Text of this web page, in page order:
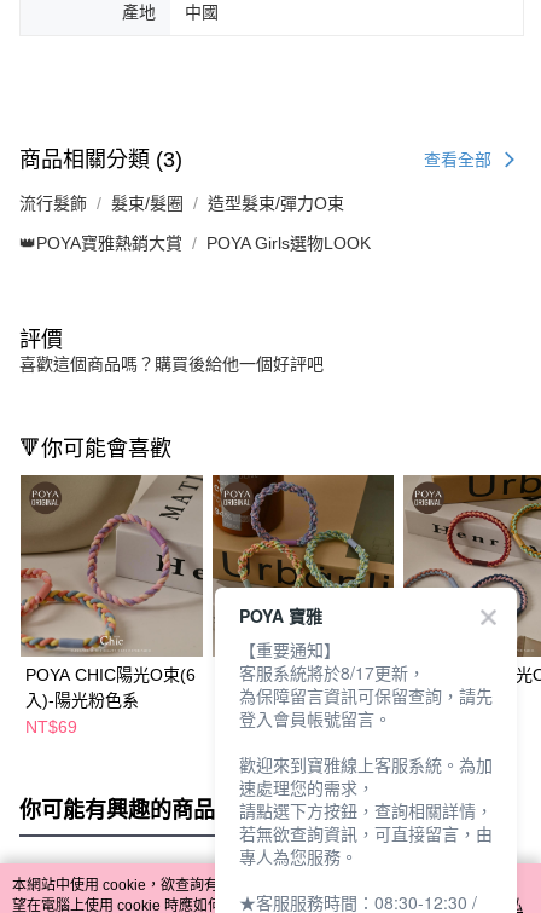
產地 中國
商品相關分類 (3) 查看全部
流行髮飾 髮束/髮圈 造型髮束/彈力O束
👑POYA寶雅熱銷大賞 POYA Girls選物LOOK
評價
喜歡這個商品嗎？購買後給他一個好評吧
🔻你可能會喜歡
POYA CHIC陽光O束(6
入)-陽光粉色系
NT$69
POYA CHIC陽光O束(6
入)-花香色系
NT$69
POYA CHIC陽光
入-漸層色系
你可能有興趣的商品 全站排行
熱門標籤
本網站中使用 cookie，欲查詢有關本網站使用 cookie 方式之詳情，及若您不希
望在電腦上使用 cookie 時應如何變更電腦的 cookie 設定，請參閱本網站「
隱私
POYA 寶雅
【重要通知】
客服系統將於8/17更新，
為保障留言資訊可保留查詢，請先
登入會員帳號留言。
歡迎來到寶雅線上客服系統。為加
速處理您的需求，
請點選下方按鈕，查詢相關詳情，
若無欲查詢資訊，可直接留言，由
專人為您服務。
★客服服務時間：08:30-12:30 /